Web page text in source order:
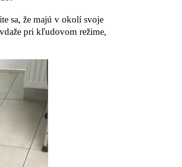
sa, že majú v okolí svoje
pri kľudovom režime,